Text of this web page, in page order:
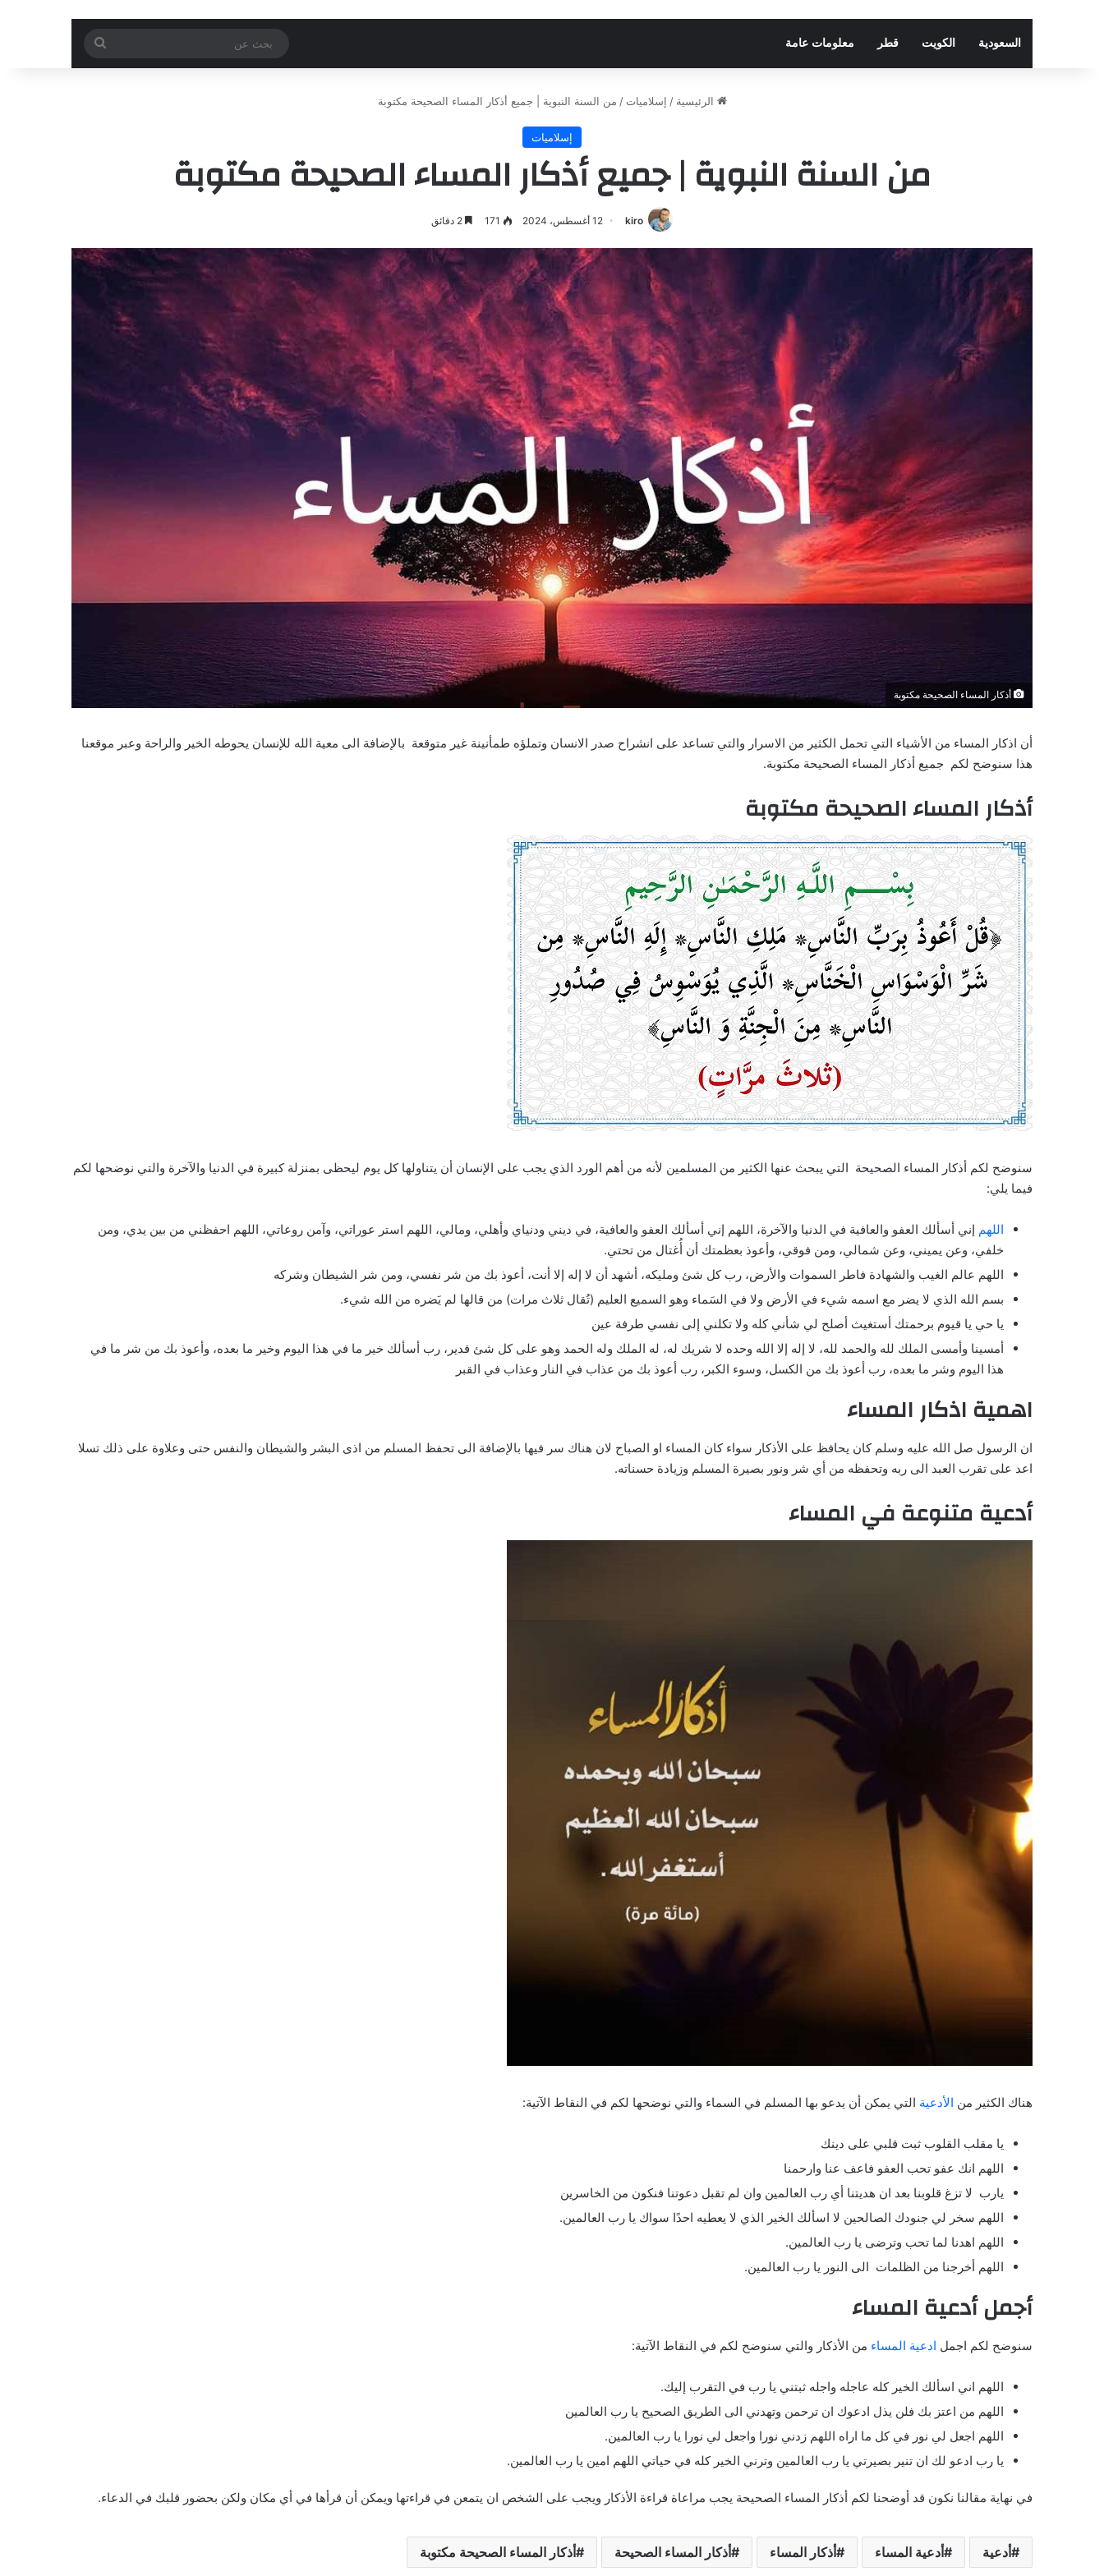
السعودية الكويت قطر معلومات عامة
عن
الرئيسية / إسلاميات / من السنة النبوية | جميع أذكار المساء الصحيحة مكتوبة
إسلاميات
من السنة النبوية | جميع أذكار المساء الصحيحة مكتوبة
kiro 12 أغسطس، 2024 171
أذكار المساء الصحيحة مكتوبة
أن اذكار المساء من الأشياء التي تحمل الكثير من الاسرار والتي تساعد على انشراح صدر الانسان وتملؤه طمأنينة غير متوقعة بالإضافة الى معية الله للإنسان يحوطه الخير والراحة وعبر موقعنا
هذا سنوضح لكم جميع أذكار المساء الصحيحة مكتوبة.
أذكار المساء الصحيحة مكتوبة
سنوضح لكم أذكار المساء الصحيحة التي يبحث عنها الكثير من المسلمين لأنه من أهم الورد الذي يجب على الإنسان أن يتناولها كل يوم ليحظى بمنزلة كبيرة في الدنيا والآخرة والتي نوضحها لكم
فيما يلي:
اللهم إني أسألك العفو والعافية في الدنيا والآخرة، اللهم إني أسألك العفو والعافية، في ديني ودنياي وأهلي، ومالي، اللهم استر عوراتي، وآمن روعاتي، اللهم احفظني من بين يدي، ومن
خلفي، وعن يميني، وعن شمالي، ومن فوقي، وأعوذ بعظمتك أن أُغتال من تحتي.
اللهم عالم الغيب والشهادة فاطر السموات والأرض، رب كل شئ ومليكه، أشهد أن لا إله إلا أنت، أعوذ بك من شر نفسي، ومن شر الشيطان وشركه
بسم الله الذي لا يضر مع اسمه شيء في الأرض ولا في السَماء وهو السميع العليم (تُقال ثلاث مرات) من قالها لم يَضره من الله شيء.
يا حي يا قيوم برحمتك أستغيث أصلح لي شأني كله ولا تكلني إلى نفسي طرفة عين
أمسينا وأمسى الملك لله والحمد لله، لا إله إلا الله وحده لا شريك له، له الملك وله الحمد وهو على كل شئ قدير، رب أسألك خير ما في هذا اليوم وخير ما بعده، وأعوذ بك من شر ما في
هذا اليوم وشر ما بعده، رب أعوذ بك من الكسل، وسوء الكبر، رب أعوذ بك من عذاب في النار وعذاب في القبر
اهمية اذكار المساء
ان الرسول صل الله عليه وسلم كان يحافظ على الأذكار سواء كان المساء او الصباح لان هناك سر فيها بالإضافة الى تحفظ المسلم من اذى البشر والشيطان والنفس حتى وعلاوة على ذلك تسلا
اعد على تقرب العبد الى ربه وتحفظه من أي شر ونور بصيرة المسلم وزيادة حسناته.
أدعية متنوعة في المساء
هناك الكثير من الأدعية التي يمكن أن يدعو بها المسلم في السماء والتي نوضحها لكم في النقاط الآتية:
يا مقلب القلوب ثبت قلبي على دينك
اللهم انك عفو تحب العفو فاعف عنا وارحمنا
يارب لا تزغ قلوبنا بعد ان هديتنا أي رب العالمين وان لم تقبل دعوتنا فنكون من الخاسرين
اللهم سخر لي جنودك الصالحين لا اسألك الخير الذي لا يعطيه احدًا سواك يا رب العالمين.
اللهم اهدنا لما تحب وترضى يا رب العالمين.
اللهم أخرجنا من الظلمات الى النور يا رب العالمين.
أجمل أدعية المساء
سنوضح لكم اجمل ادعية المساء من الأذكار والتي سنوضح لكم في النقاط الآتية:
اللهم اني اسألك الخير كله عاجله واجله ثبتني يا رب في التقرب إليك.
اللهم من اعتز بك فلن يذل ادعوك ان ترحمن وتهدني الى الطريق الصحيح يا رب العالمين
اللهم اجعل لي نور في كل ما اراه اللهم زدني نورا واجعل لي نورا يا رب العالمين.
يا رب ادعو لك ان تنير بصيرتي يا رب العالمين وترني الخير كله في حياتي اللهم امين يا رب العالمين.
في نهاية مقالنا نكون قد أوضحنا لكم أذكار المساء الصحيحة يجب مراعاة قراءة الأذكار ويجب على الشخص ان يتمعن في قراءتها ويمكن أن قرأها في أي مكان ولكن بحضور قلبك في الدعاء.
أدعية أدعية المساء أذكار المساء أذكار المساء الصحيحة أذكار المساء الصحيحة مكتوبة